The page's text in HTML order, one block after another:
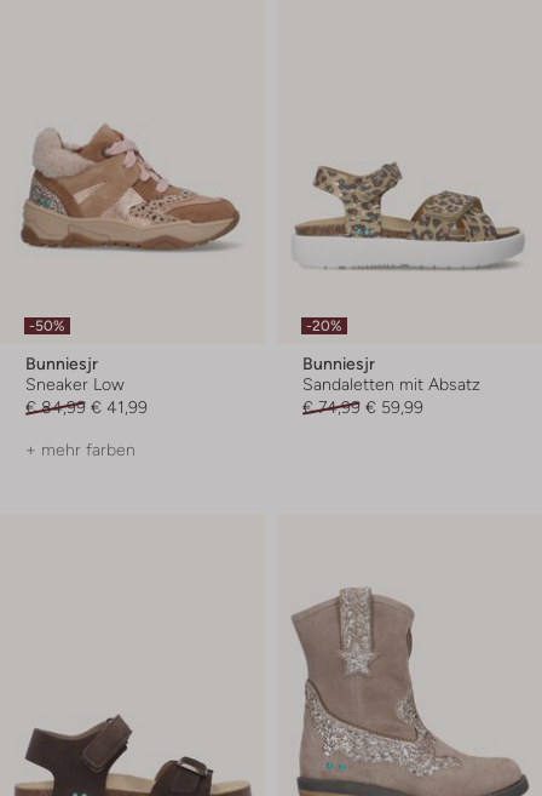
-50%
Bunniesjr
Sneaker Low
€ 84,99 € 41,99
+ mehr farben
-20%
Bunniesjr
Sandaletten mit Absatz
€ 74,99 € 59,99